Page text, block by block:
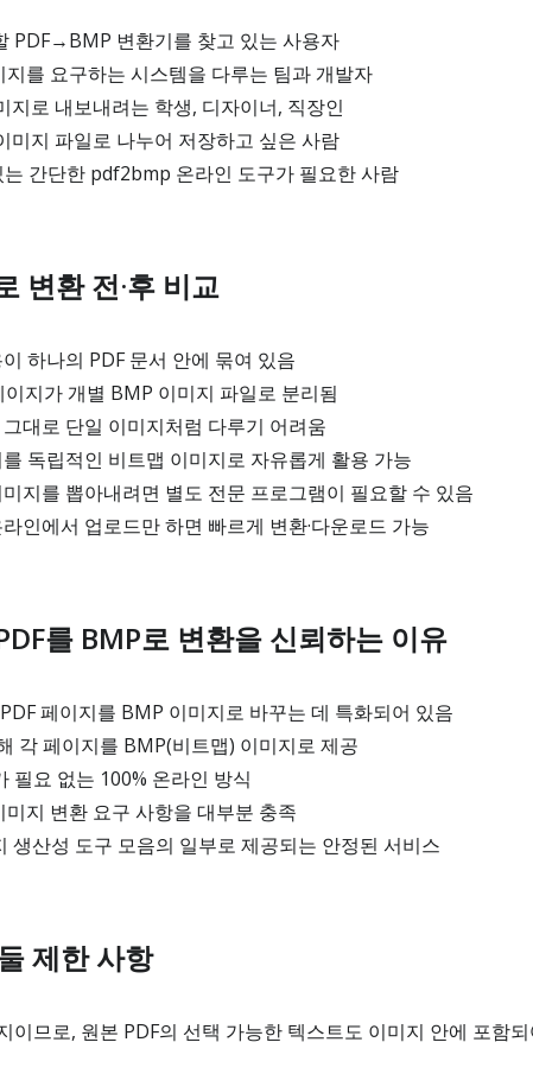
PDF→BMP 변환기를 찾고 있는 사용자
를 요구하는 시스템을 다루는 팀과 개발자
지로 내보내려는 학생, 디자이너, 직장인
미지 파일로 나누어 저장하고 싶은 사람
는 간단한 pdf2bmp 온라인 도구가 필요한 사람
변환 전·후 비교
하나의 PDF 문서 안에 묶여 있음
이지가 개별 BMP 이미지 파일로 분리됨
대로 단일 이미지처럼 다루기 어려움
독립적인 비트맵 이미지로 자유롭게 활용 가능
지를 뽑아내려면 별도 전문 프로그램이 필요할 수 있음
인에서 업로드만 하면 빠르게 변환·다운로드 가능
를 BMP로 변환을 신뢰하는 이유
페이지를 BMP 이미지로 바꾸는 데 특화되어 있음
각 페이지를 BMP(비트맵) 이미지로 제공
필요 없는 100% 온라인 방식
지 변환 요구 사항을 대부분 충족
생산성 도구 모음의 일부로 제공되는 안정된 서비스
제한 사항
이므로, 원본 PDF의 선택 가능한 텍스트도 이미지 안에 포함